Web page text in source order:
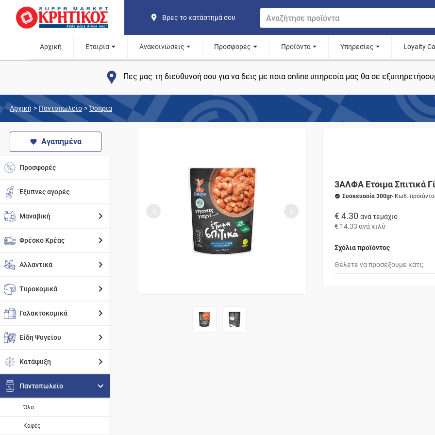
Βρες το κατάστημά σου
Αρχική Εταιρία Ανακοινώσεις Προσφορές Προϊόντα Υπηρεσίες Loyalty
Πες μας τη διεύθυνσή σου για να δεις με ποια online υπηρεσία μας θα σε
Αρχική > Παντοπωλείο > Όσπρια
Αγαπημένα
Προσφορές
Έξυπνες αγορές
Μαναβική
Φρέσκο Κρέας
Αλλαντικά
Τυροκομικά
Γαλακτοκομικά
Είδη Ψυγείου
Κατάψυξη
Παντοπωλείο
Όλα
Καφές
3ΑΛΦΑ Ετοιμα Σπιτικά
Συσκευασία 300gr- Κωδ.
€ 4.30 ανά τεμάχιο
€ 14.33 ανά κιλό
Σχόλια προϊόντος